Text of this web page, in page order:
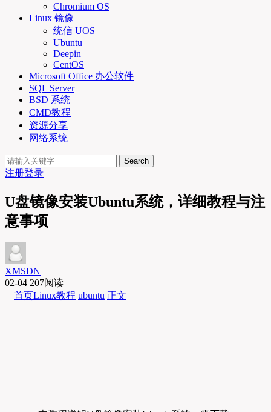
Chromium OS
Linux 镜像
统信 UOS
Ubuntu
Deepin
CentOS
Microsoft Office 办公软件
SQL Server
BSD 系统
CMD教程
资源分享
网络系统
Search
注册登录
U盘镜像安装Ubuntu系统，详细教程与注
意事项
XMSDN
02-04 207阅读
首页Linux教程 ubuntu 正文